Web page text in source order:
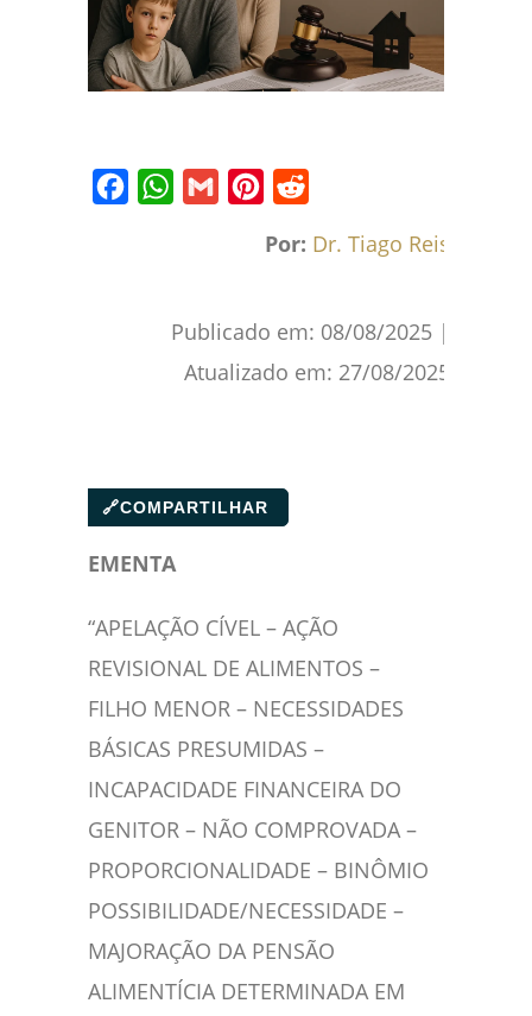
Por: Dr. Tiago Reis
Publicado em: 08/08/2025 |
Atualizado em: 27/08/2025
🔗COMPARTILHAR
EMENTA
“APELAÇÃO CÍVEL – AÇÃO
REVISIONAL DE ALIMENTOS –
FILHO MENOR – NECESSIDADES
BÁSICAS PRESUMIDAS –
INCAPACIDADE FINANCEIRA DO
GENITOR – NÃO COMPROVADA –
PROPORCIONALIDADE – BINÔMIO
POSSIBILIDADE/NECESSIDADE –
MAJORAÇÃO DA PENSÃO
ALIMENTÍCIA DETERMINADA EM